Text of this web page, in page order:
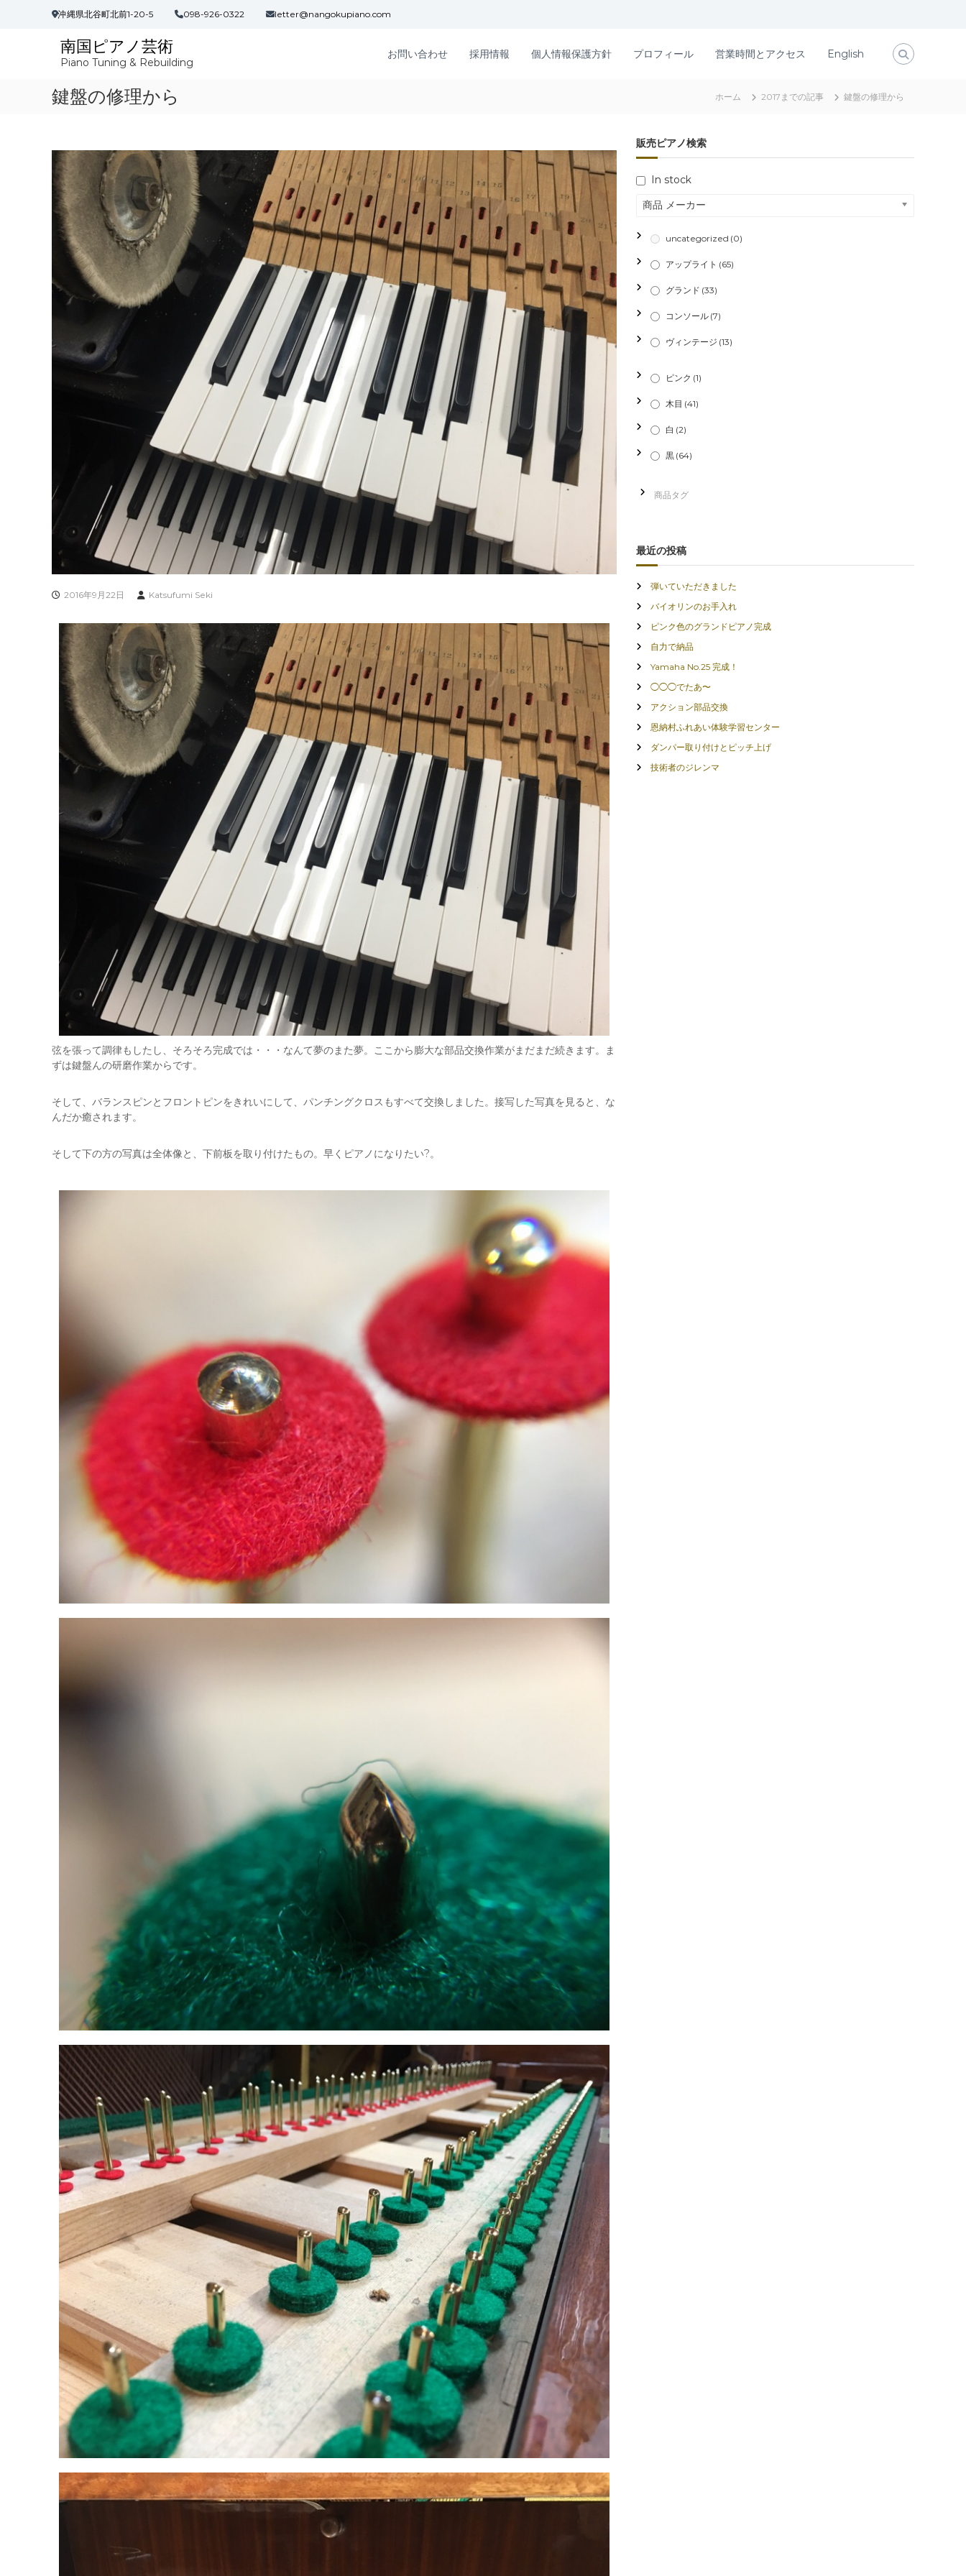
沖縄県北谷町北前1-20-5 098-926-0322 letter@nangokupiano.com
南国ピアノ芸術
Piano Tuning & Rebuilding
お問い合わせ 採用情報 個人情報保護方針 プロフィール 営業時間とアクセス English
鍵盤の修理から ホーム 2017までの記事 鍵盤の修理から
2016年9月22日 Katsufumi Seki
弦を張って調律もしたし、そろそろ完成では・・・なんて夢のまた夢。ここから膨大な部品交換作業がまだまだ続きます。ま
ずは鍵盤んの研磨作業からです。
そして、バランスピンとフロントピンをきれいにして、パンチングクロスもすべて交換しました。接写した写真を見ると、な
んだか癒されます。
そして下の方の写真は全体像と、下前板を取り付けたもの。早くピアノになりたい?。
販売ピアノ検索
In stock
商品 メーカー
uncategorized (0)
アップライト (65)
グランド (33)
コンソール (7)
ヴィンテージ (13)
ピンク (1)
木目 (41)
白 (2)
黒 (64)
最近の投稿
弾いていただきました
バイオリンのお手入れ
ピンク色のグランドピアノ完成
自力で納品
Yamaha No.25 完成！
◯◯◯でたあ〜
アクション部品交換
恩納村ふれあい体験学習センター
ダンパー取り付けとピッチ上げ
技術者のジレンマ